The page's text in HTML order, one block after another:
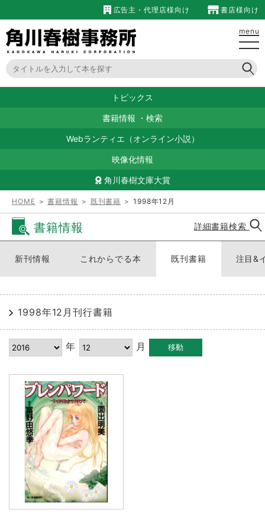
広告主・代理店様向け 書店様向け
menu
トピックス
書籍情報 ・ 検索
Webランティエ（オンライン小説）
映像化情報
角川春樹文庫大賞
HOME ＞書籍情報 ＞ 既刊書籍 ＞ 1998年12月
書籍情報 詳細書籍検索
新刊情報 これからでる本 既刊書籍 注目&
1998年12月刊行書籍
年 月